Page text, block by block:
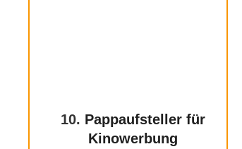
10. Pappaufsteller für
Kinowerbung